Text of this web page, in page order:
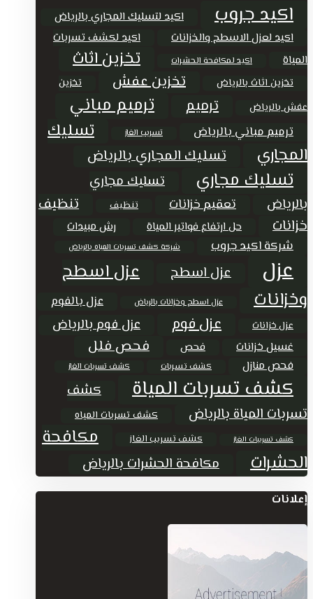
اكيد جروب اكيد لتسليك المجاري بالرياض
اكيد لعزل الاسطح والخزانات
اكيد لكشف تسربات
المياة
اكيد لمكافحة الحشرات تخزين اثاث
تخزين اثاث بالرياض تخزين عفش
تخزين
عفش بالرياض
ترميم ترميم مباني
ترميم مباني بالرياض تسريب الغاز
تسليك
المجاري
تسليك المجاري بالرياض
تسليك مجاري
تسليك مجاري
بالرياض
تعقيم خزانات تنظيف
تنظيف
خزانات
حل ارتفاع فواتير المياة رش مبيدات
شركة اكيد جروب شركة كشف تسربات المياه بالرياض
عزل عزل اسطح
عزل اسطح
وخزانات
عزل اسطح وخزانات بالرياض عزل بالفوم
عزل خزانات عزل فوم عزل فوم بالرياض
غسيل خزانات فحص فحص فلل
فحص منازل كشف تسربات كشف تسربات الغاز
كشف تسربات المياة
كشف
تسربات المياة بالرياض
كشف تسربات المياه
كشف تسريبات الغاز كشف تسريب الغاز
مكافحة
الحشرات
مكافحة الحشرات بالرياض
إعلانات